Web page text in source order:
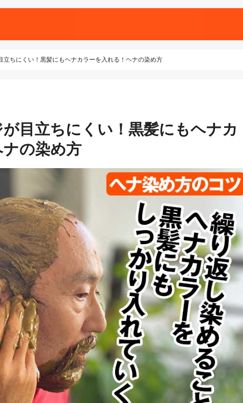
立ちにくい！黒髪にもヘナカラーを入れる！ヘナの染め方
目立ちにくい！黒髪にもヘナカ
の染め方